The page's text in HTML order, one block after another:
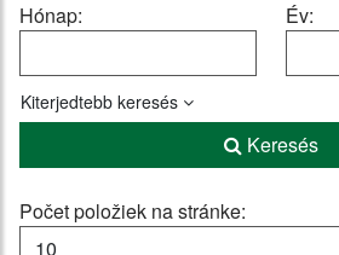
Hónap: Év:
Kiterjedtebb keresés
Keresés
Počet položiek na stránke: